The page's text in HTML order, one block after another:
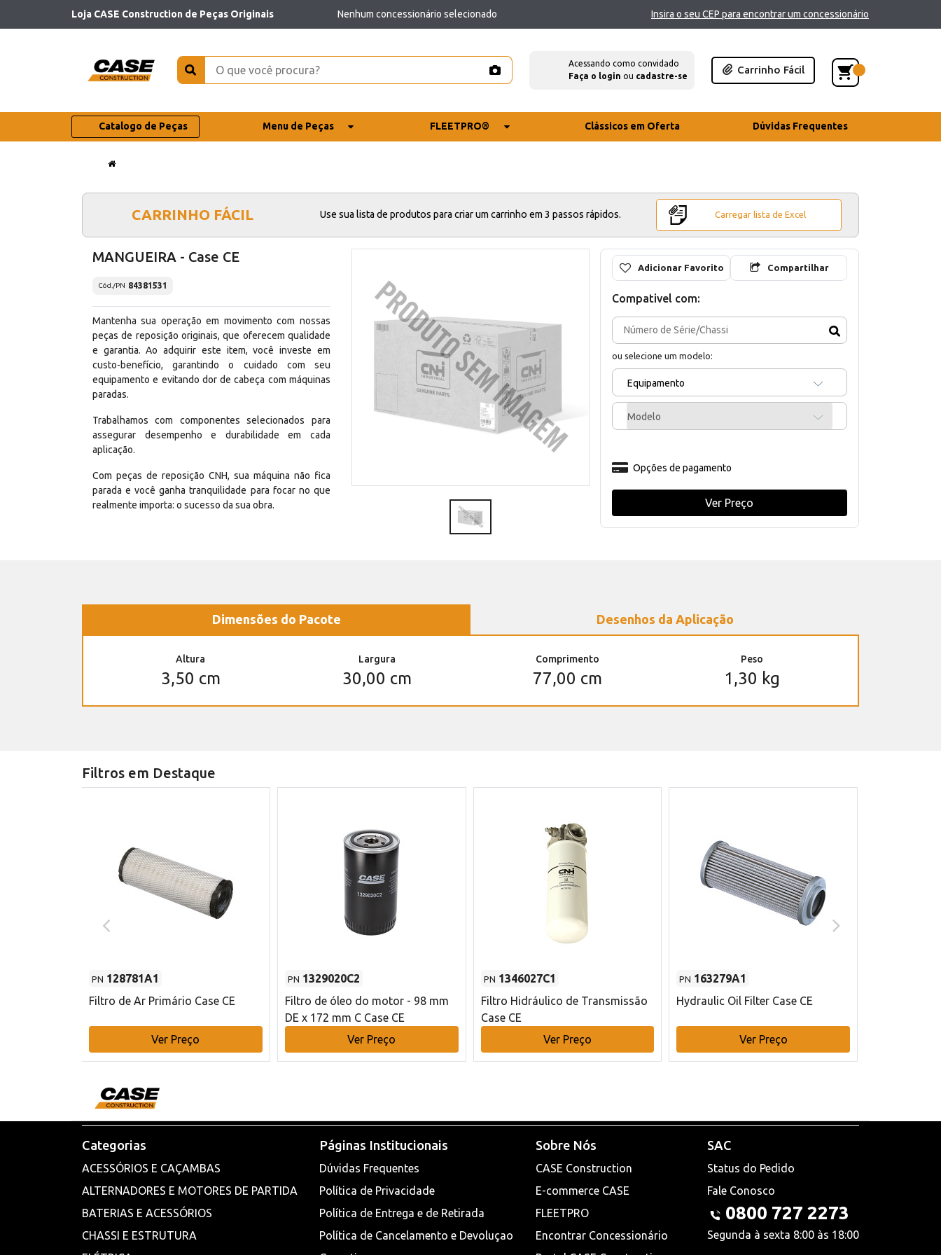
Loja CASE Construction de Peças Originais Nenhum concessionário selecionado Insira o seu CEP para encontrar um concessionário
Acessando como convidado
Faça o login ou cadastre-se
Carrinho Fácil
Catalogo de Peças Menu de Peças FLEETPRO® Clássicos em Oferta Dúvidas Frequentes
CARRINHO FÁCIL Use sua lista de produtos para criar um carrinho em 3 passos rápidos. Carregar lista de Excel
MANGUEIRA - Case CE
Cód./PN 84381531
Mantenha sua operação em movimento com nossas
peças de reposição originais, que oferecem qualidade
e garantia. Ao adquirir este item, você investe em
custo-benefício, garantindo o cuidado com seu
equipamento e evitando dor de cabeça com máquinas
paradas.
Trabalhamos com componentes selecionados para
assegurar desempenho e durabilidade em cada
aplicação.
Com peças de reposição CNH, sua máquina não fica
parada e você ganha tranquilidade para focar no que
realmente importa: o sucesso da sua obra.
Adicionar Favorito Compartilhar
Compativel com:
ou selecione um modelo:
Equipamento
Modelo
Opções de pagamento
Ver Preço
Dimensões do Pacote Desenhos da Aplicação
Altura
3,50 cm
Largura
30,00 cm
Comprimento
77,00 cm
Peso
1,30 kg
Filtros em Destaque
PN 128781A1
Filtro de Ar Primário Case CE
Ver Preço
PN 1329020C2
Filtro de óleo do motor - 98 mm
DE x 172 mm C Case CE
Ver Preço
PN 1346027C1
Filtro Hidráulico de Transmissão
Case CE
Ver Preço
PN 163279A1
Hydraulic Oil Filter Case CE
Ver Preço
Categorias
ACESSÓRIOS E CAÇAMBAS
ALTERNADORES E MOTORES DE PARTIDA
BATERIAS E ACESSÓRIOS
CHASSI E ESTRUTURA
Páginas Institucionais
Dúvidas Frequentes
Política de Privacidade
Política de Entrega e de Retirada
Política de Cancelamento e Devoluçao
Sobre Nós
CASE Construction
E-commerce CASE
FLEETPRO
Encontrar Concessionário
SAC
Status do Pedido
Fale Conosco
0800 727 2273
Segunda à sexta 8:00 às 18:00